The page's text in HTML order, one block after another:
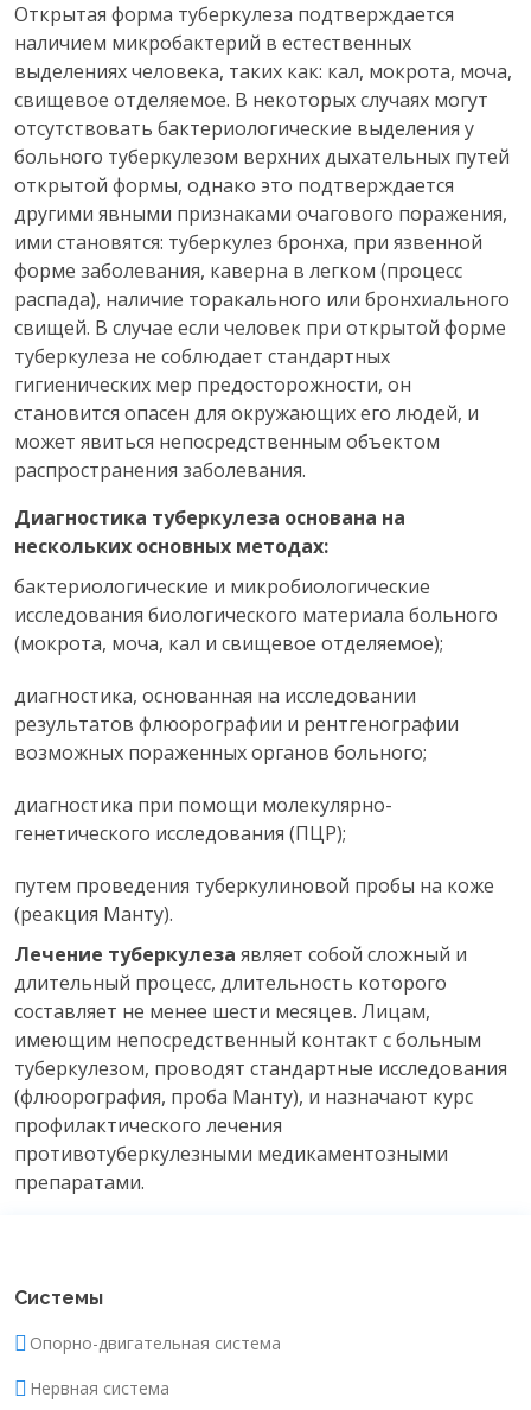
Открытая форма туберкулеза подтверждается
наличием микробактерий в естественных
выделениях человека, таких как: кал, мокрота, моча,
свищевое отделяемое. В некоторых случаях могут
отсутствовать бактериологические выделения у
больного туберкулезом верхних дыхательных путей
открытой формы, однако это подтверждается
другими явными признаками очагового поражения,
ими становятся: туберкулез бронха, при язвенной
форме заболевания, каверна в легком (процесс
распада), наличие торакального или бронхиального
свищей. В случае если человек при открытой форме
туберкулеза не соблюдает стандартных
гигиенических мер предосторожности, он
становится опасен для окружающих его людей, и
может явиться непосредственным объектом
распространения заболевания.
Диагностика туберкулеза основана на
нескольких основных методах:
бактериологические и микробиологические
исследования биологического материала больного
(мокрота, моча, кал и свищевое отделяемое);
диагностика, основанная на исследовании
результатов флюорографии и рентгенографии
возможных пораженных органов больного;
диагностика при помощи молекулярно-
генетического исследования (ПЦР);
путем проведения туберкулиновой пробы на коже
(реакция Манту).
Лечение туберкулеза являет собой сложный и
длительный процесс, длительность которого
составляет не менее шести месяцев. Лицам,
имеющим непосредственный контакт с больным
туберкулезом, проводят стандартные исследования
(флюорография, проба Манту), и назначают курс
профилактического лечения
противотуберкулезными медикаментозными
препаратами.
Системы
Опорно-двигательная система
Нервная система